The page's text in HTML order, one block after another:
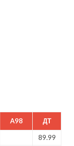
A98 ДТ
89.99